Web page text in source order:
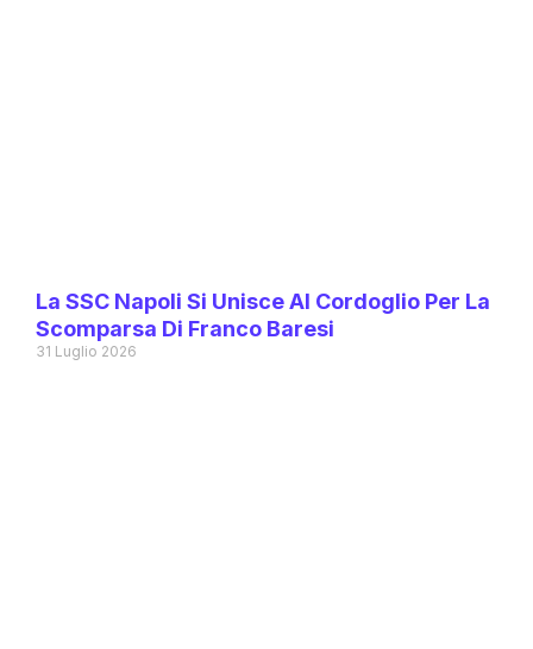
La SSC Napoli Si Unisce Al Cordoglio Per La
Scomparsa Di Franco Baresi
31 Luglio 2026